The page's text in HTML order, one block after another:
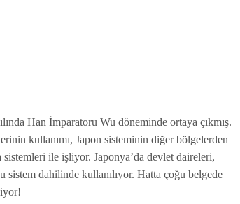
Han İmparatoru Wu döneminde ortaya çıkmış.
kullanımı, Japon sisteminin diğer bölgelerden
sistemleri ile işliyor. Japonya’da devlet daireleri,
sistem dahilinde kullanılıyor. Hatta çoğu belgede